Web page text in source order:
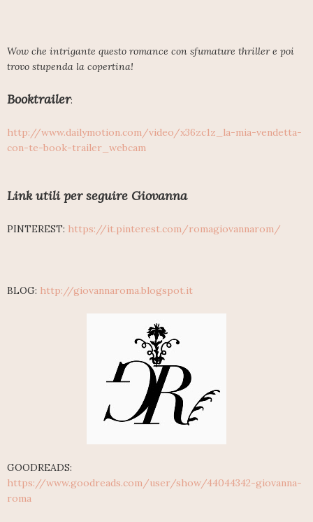
Wow che intrigante questo romance con sfumature thriller e poi
trovo stupenda la copertina!
Booktrailer:
http://www.dailymotion.com/video/x36zc1z_la-mia-vendetta-
con-te-book-trailer_webcam
Link utili per seguire Giovanna
PINTEREST: https://it.pinterest.com/romagiovannarom/
BLOG: http://giovannaroma.blogspot.it
GOODREADS:
https://www.goodreads.com/user/show/44044342-giovanna-
roma